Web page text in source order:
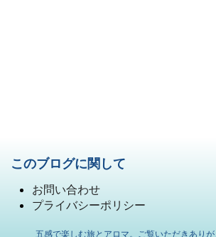
このブログに関して
お問い合わせ
プライバシーポリシー
五感で楽しむ旅とアロマ。ご覧いただきありが